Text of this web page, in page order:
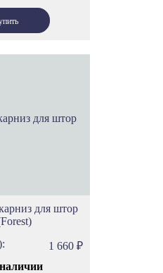
для штор
1 660 ₽